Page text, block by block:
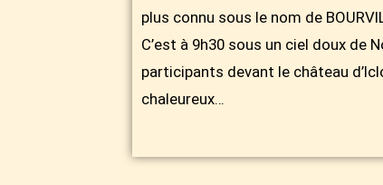
plus connu sous le nom de
C’est à 9h30 sous un ciel doux de
participants devant le château
chaleureux…